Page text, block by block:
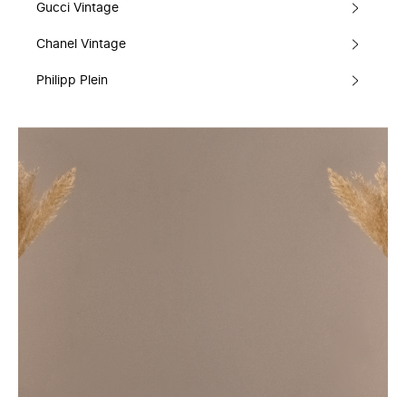
Gucci Vintage
Chanel Vintage
Philipp Plein